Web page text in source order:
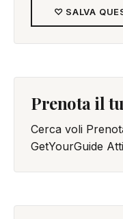
♡ SALVA
Prenota il
Cerca voli
GetYourGuide